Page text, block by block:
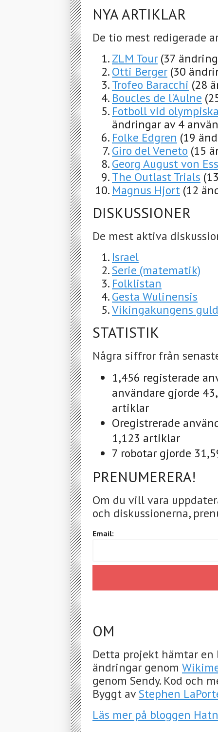
NYA ARTIKLAR
De tio mest redigerade
ZLM Tour (37
Otti Berger (30
Trofeo Baracchi (28
Boucles de l'Aulne
Fotboll vid
ändringar av 4
Folke Edgren (19
Giro del Veneto (15
Georg August von
The Outlast Trials
Magnus Hjort (12
DISKUSSIONER
De mest aktiva
Israel
Serie (matematik)
Folklistan
Gesta Wulinensis
Vikingakungens
STATISTIK
Några siffror från
1,456 registerade
användare gjorde
artiklar
Oregistrerade
1,123 artiklar
7 robotar gjorde
PRENUMERERA!
Om du vill vara
och diskussionerna,
Email:
OM
Detta projekt hämtar en
ändringar genom
genom Sendy. Kod och
Byggt avStephen
Läs mer på bloggen